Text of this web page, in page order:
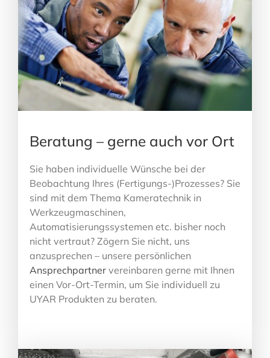
Beratung – gerne auch vor Ort
Sie haben individuelle Wünsche bei der
Beobachtung Ihres (Fertigungs-)Prozesses? Sie
sind mit dem Thema Kameratechnik in
Werkzeugmaschinen,
Automatisierungssystemen etc. bisher noch
nicht vertraut? Zögern Sie nicht, uns
anzusprechen – unsere persönlichen
Ansprechpartner vereinbaren gerne mit Ihnen
einen Vor-Ort-Termin, um Sie individuell zu
UYAR Produkten zu beraten.